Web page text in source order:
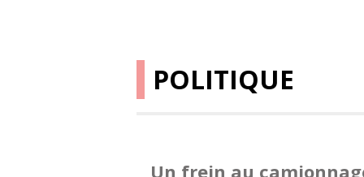
POLITIQUE
Un frein au